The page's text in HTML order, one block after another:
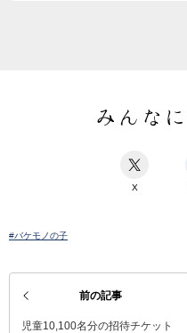
みんな
X
#バケモノの子
前の記事
児童10,100名分の招待チケット